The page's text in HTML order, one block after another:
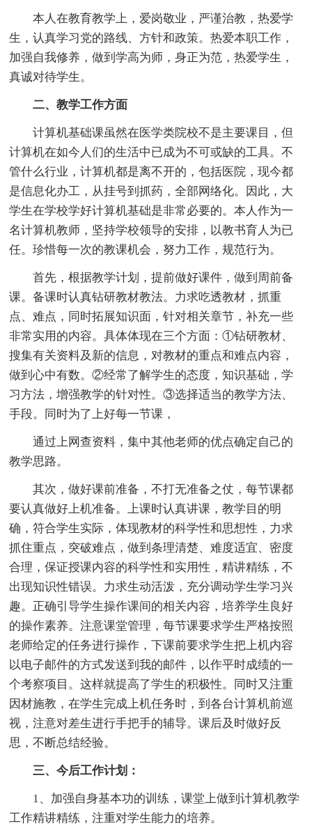
本人在教育教学上，爱岗敬业，严谨治教，热爱学
生，认真学习党的路线、方针和政策。热爱本职工作，
加强自我修养，做到学高为师，身正为范，热爱学生，
真诚对待学生。
二、教学工作方面
计算机基础课虽然在医学类院校不是主要课目，但
计算机在如今人们的生活中已成为不可或缺的工具。不
管什么行业，计算机都是离不开的，包括医院，现今都
是信息化办工，从挂号到抓药，全部网络化。因此，大
学生在学校学好计算机基础是非常必要的。本人作为一
名计算机教师，坚持学校领导的安排，以教书育人为已
任。珍惜每一次的教课机会，努力工作，规范行为。
首先，根据教学计划，提前做好课件，做到周前备
课。备课时认真钻研教材教法。力求吃透教材，抓重
点、难点，同时拓展知识面，针对相关章节，补充一些
非常实用的内容。具体体现在三个方面：①钻研教材、
搜集有关资料及新的信息，对教材的重点和难点内容，
做到心中有数。②经常了解学生的态度，知识基础，学
习方法，增强教学的针对性。③选择适当的教学方法、
手段。同时为了上好每一节课，
通过上网查资料，集中其他老师的优点确定自己的
教学思路。
其次，做好课前准备，不打无准备之仗，每节课都
要认真做好上机准备。上课时认真讲课，教学目的明
确，符合学生实际，体现教材的科学性和思想性，力求
抓住重点，突破难点，做到条理清楚、难度适宜、密度
合理，保证授课内容的科学性和实用性，精讲精练，不
出现知识性错误。力求生动活泼，充分调动学生学习兴
趣。正确引导学生操作课间的相关内容，培养学生良好
的操作素养。注意课堂管理，每节课要求学生严格按照
老师给定的任务进行操作，下课前要求学生把上机内容
以电子邮件的方式发送到我的邮件，以作平时成绩的一
个考察项目。这样就提高了学生的积极性。同时又注重
因材施教，在学生完成上机任务时，到各台计算机前巡
视，注意对差生进行手把手的辅导。课后及时做好反
思，不断总结经验。
三、今后工作计划：
1、加强自身基本功的训练，课堂上做到计算机教学
工作精讲精练，注重对学生能力的培养。